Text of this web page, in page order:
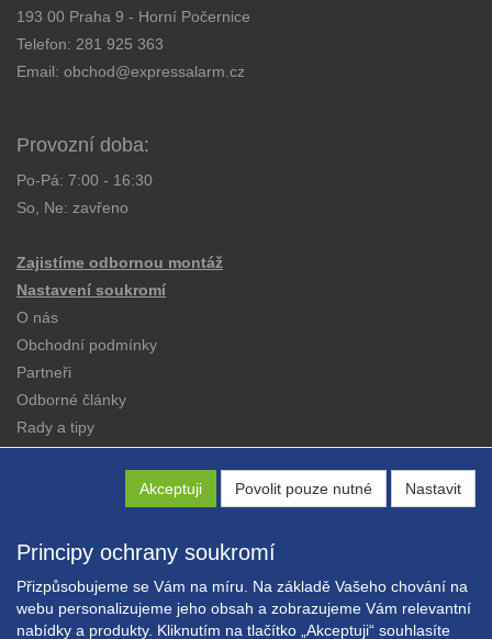
Akceptuji Povolit pouze nutné Nastavit
Principy ochrany soukromí
Přizpůsobujeme se Vám na míru. Na základě Vašeho chování na
webu personalizujeme jeho obsah a zobrazujeme Vám relevantní
nabídky a produkty. Kliknutím na tlačítko „Akceptuji“ souhlasíte
193 00 Praha 9 - Horní Počernice
Telefon: 281 925 363
Email: obchod@expressalarm.cz
Provozní doba:
Po-Pá: 7:00 - 16:30
So, Ne: zavřeno
Zajistíme odbornou montáž
Nastavení soukromí
O nás
Obchodní podmínky
Partneři
Odborné články
Rady a tipy
Copyright © EXPRESS ALARM Czech s.r.o.